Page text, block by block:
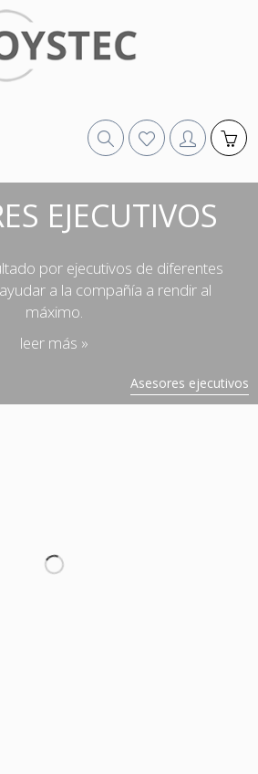
EJECUTIVOS
por ejecutivos de diferentes
a la compañía a rendir al
máximo.
leer más »
Asesores ejecutivos